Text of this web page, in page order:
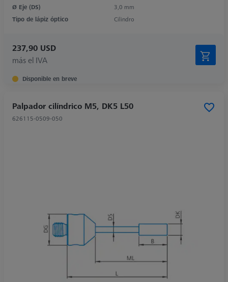
Ø Eje (DS)
3,0 mm
Tipo de lápiz óptico
Cilindro
237,90 USD
más el IVA
Disponible en breve
Palpador cilíndrico M5, DK5 L50
626115-0509-050